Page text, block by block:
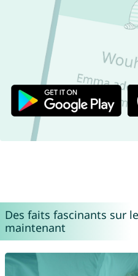
Des faits fascinants sur
maintenant